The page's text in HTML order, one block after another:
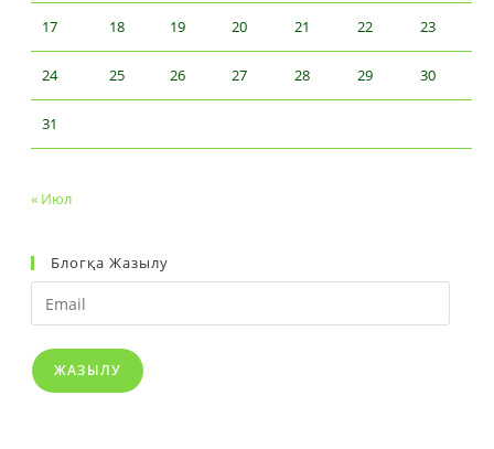
17 18 19 20 21 22 23
24 25 26 27 28 29 30
31
« Июл
Блогқа Жазылу
Email
ЖАЗЫЛУ